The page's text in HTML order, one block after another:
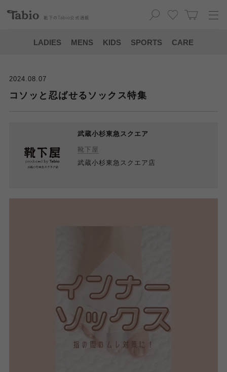
靴下の Tabio 公式通販
LADIES MENS KIDS SPORTS CARE
2024.08.07
コソッと忍ばせるソックス特集
武蔵小杉東急スクエア
靴下屋
武蔵小杉東急スクエア店